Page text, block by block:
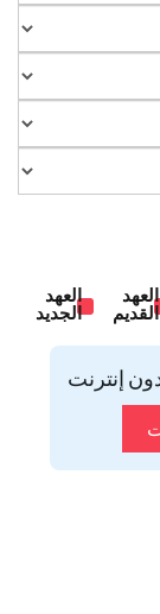
العهد
القديم
العهد
الجديد
إنترنت